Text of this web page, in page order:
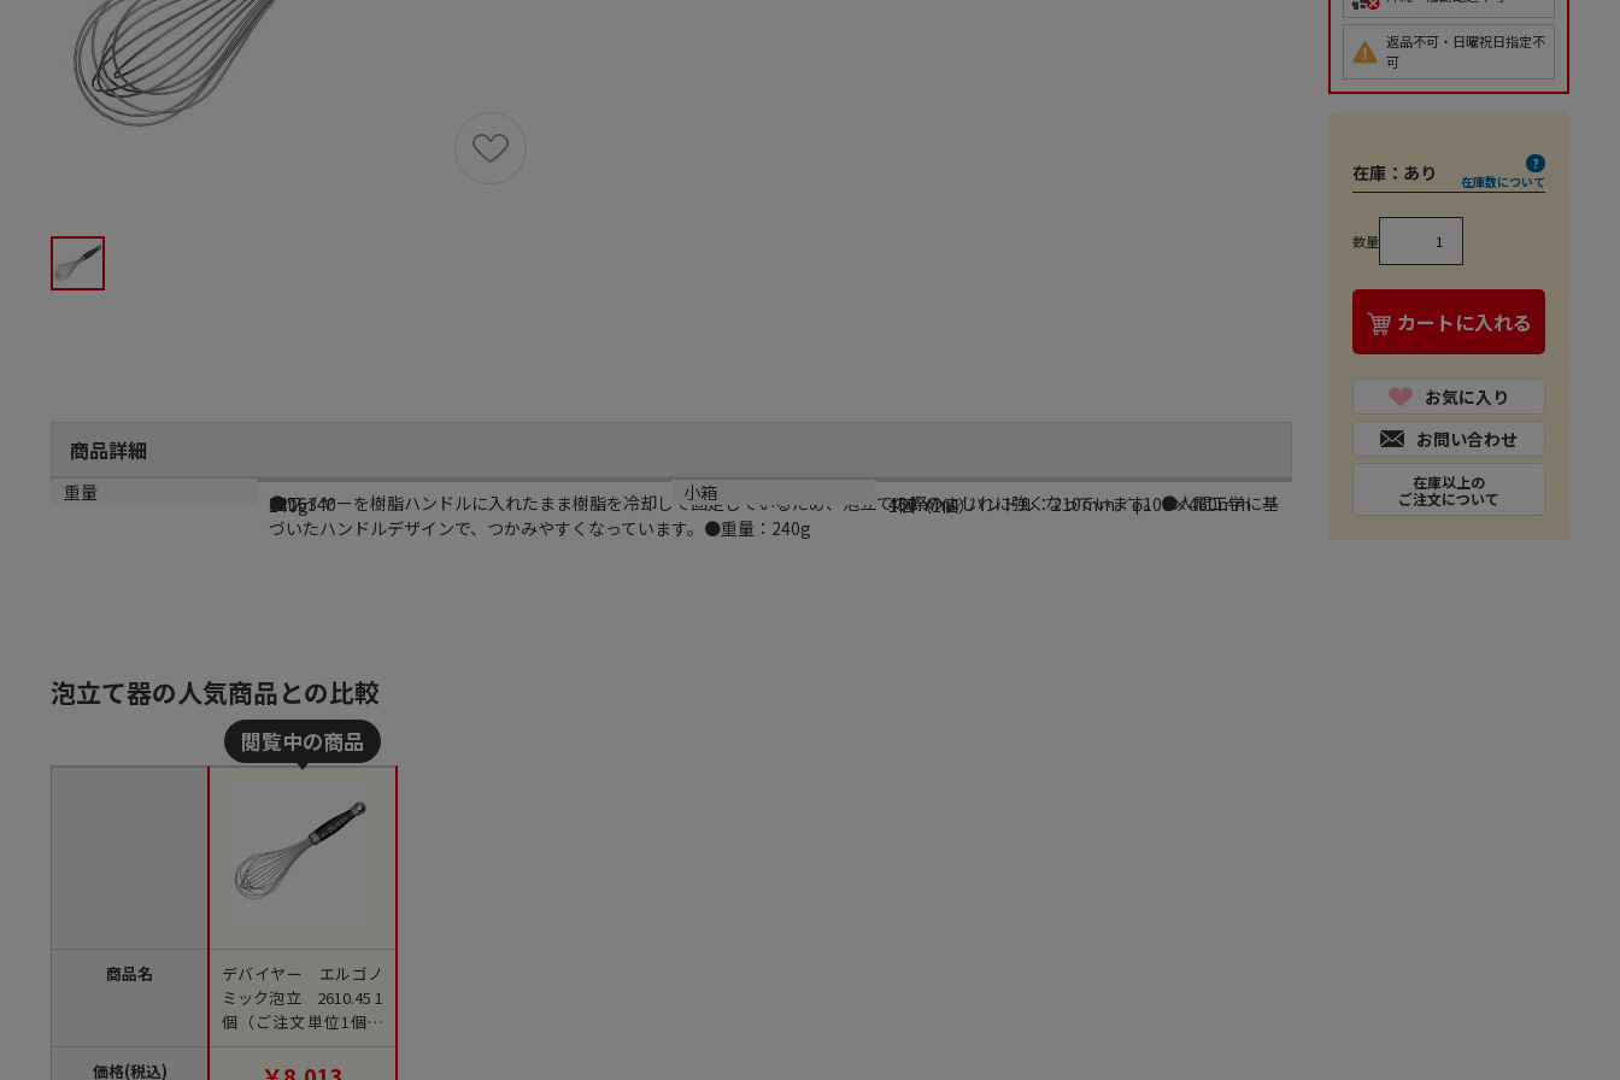
商品詳細
商品説明
●ワイヤーを樹脂ハンドルに入れたまま樹脂を冷却して固定しているため、泡立ての際のよじれに強くなっています。●人間工学に基
づいたハンドルデザインで、つかみやすくなっています。●重量：240g
メーカー品番
8216340
サイズ
450mm／ハンドル：210mm／φ100×460mm
重量
240g
小箱
1個（1個）
返品不可・日曜祝日指定不
可
在庫： あり 在庫数について
数量
カートに入れる
お気に入り
お問い合わせ
在庫以上の
ご注文について
泡立て器の人気商品との比較
商品名
価格(税込)
デバイヤー エルゴノ
ミック泡立 2610.45 1
個（ご注文単位1個）
【直送品】